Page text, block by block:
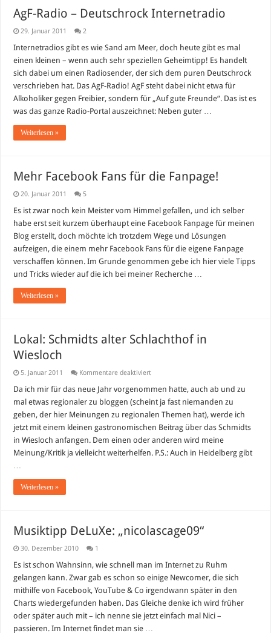
AgF-Radio – Deutschrock Internetradio
29. Januar 2011 2
Internetradios gibt es wie Sand am Meer, doch heute gibt es mal
einen kleinen – wenn auch sehr speziellen Geheimtipp! Es handelt
sich dabei um einen Radiosender, der sich dem puren Deutschrock
verschrieben hat. Das AgF-Radio! AgF steht dabei nicht etwa für
Alkoholiker gegen Freibier, sondern für „Auf gute Freunde“. Das ist es
was das ganze Radio-Portal auszeichnet: Neben guter …
Weiterlesen »
Mehr Facebook Fans für die Fanpage!
20. Januar 2011 5
Es ist zwar noch kein Meister vom Himmel gefallen, und ich selber
habe erst seit kurzem überhaupt eine Facebook Fanpage für meinen
Blog erstellt, doch möchte ich trotzdem Wege und Lösungen
aufzeigen, die einem mehr Facebook Fans für die eigene Fanpage
verschaffen können. Im Grunde genommen gebe ich hier viele Tipps
und Tricks wieder auf die ich bei meiner Recherche …
Weiterlesen »
Lokal: Schmidts alter Schlachthof in
Wiesloch
5. Januar 2011 Kommentare deaktiviertfür
Schmidts
Schlachthof
Wiesloch
Da ich mir für das neue Jahr vorgenommen hatte, auch ab und zu
mal etwas regionaler zu bloggen (scheint ja fast niemanden zu
geben, der hier Meinungen zu regionalen Themen hat), werde ich
jetzt mit einem kleinen gastronomischen Beitrag über das Schmidts
in Wiesloch anfangen. Dem einen oder anderen wird meine
Meinung/Kritik ja vielleicht weiterhelfen. P.S.: Auch in Heidelberg gibt
Weiterlesen »
Musiktipp DeLuXe: „nicolascage09“
30. Dezember 2010 1
Es ist schon Wahnsinn, wie schnell man im Internet zu Ruhm
gelangen kann. Zwar gab es schon so einige Newcomer, die sich
mithilfe von Facebook, YouTube & Co irgendwann später in den
Charts wiedergefunden haben. Das Gleiche denke ich wird früher
oder später auch mit – ich nenne sie jetzt einfach mal Nici –
passieren. Im Internet findet man sie …